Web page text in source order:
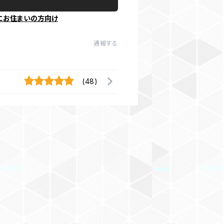
お住まいの方向け
通報する
(48)